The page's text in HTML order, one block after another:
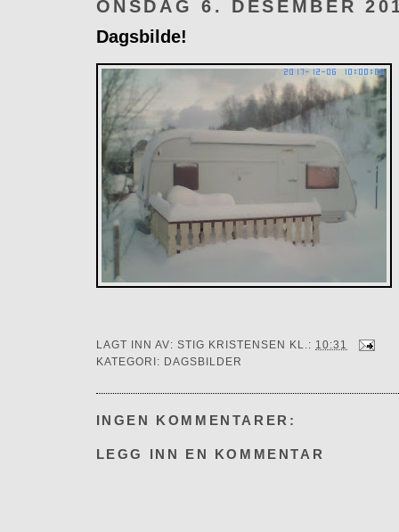
ONSDAG 6. DESEMBER
Dagsbilde!
LAGT INN AV: STIG KRISTENSEN KL.: 10:31
KATEGORI: DAGSBILDER
INGEN KOMMENTARER:
LEGG INN EN KOMMENTAR